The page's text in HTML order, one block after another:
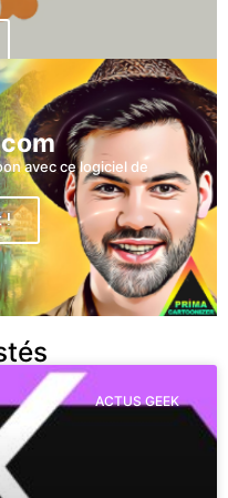
avec ce logiciel de
!
ACTUS GEEK